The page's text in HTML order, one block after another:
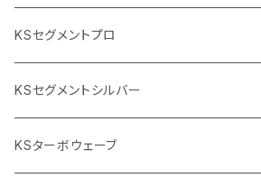
タイルニッパー
プロ用鏝（こて）
吸着盤
撹拌軸
押し切り替え刃（手動切断機替え刃
電動切断機
タイルパッチ（ビブラート
105mm（4インチ）
125ｍｍ（5インチ）
KSセグメントプロ
105mm（4インチ）
通常品
125mm（5インチ）
KSセグメントシルバー
105mm（4インチ）
KSターボウェーブ